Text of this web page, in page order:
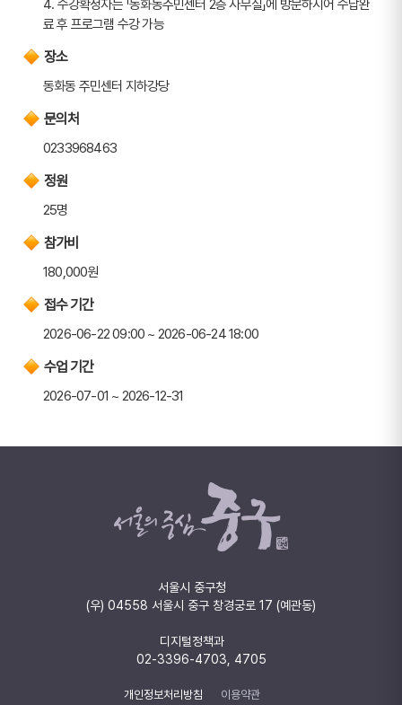
4. 수강확정자는 「동화동주민센터 2층 사무실」에 방문하시어 수납완
료 후 프로그램 수강 가능
장소
동화동 주민센터 지하강당
문의처
0233968463
정원
25명
참가비
180,000원
접수 기간
2026-06-22 09:00 ~ 2026-06-24 18:00
수업 기간
2026-07-01 ~ 2026-12-31
서울시 중구청
(우) 04558 서울시 중구 창경궁로 17 (예관동)
디지털정책과
02-3396-4703, 4705
개인정보처리방침 이용약관